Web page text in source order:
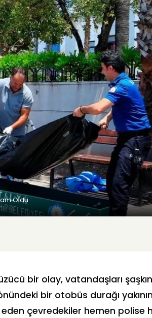
Öldü
bir olay, vatandaşları
bir otobüs durağı
çevredekiler hemen polise